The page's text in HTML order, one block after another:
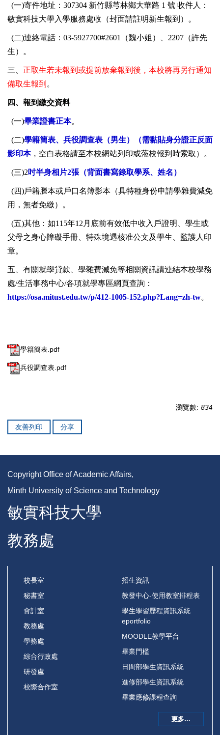
(一)寄件地址：307304 新竹縣芎林鄉大華路 1 號 收件人：
敏實科技大學入學服務處收（封面請註明新生報到）。
(二)連絡電話：03-5927700#2601（魏小姐）、2207（許先
生）。
三、 正取生若未報到或提前放棄報到後，本校將再另行通知
備取生報到 。
四、報到繳交資料
(一)畢業證書正本。
(二)學籍簡表、兵役調查表（男生）（需黏貼身分證正反面
影印本，空白表格請至本校網站列印或蒞校報到時索取）。
(三)2吋半身相片2張（背面書寫錄取學系、姓名）
(四)戶籍謄本或戶口名簿影本（具特種身份申請學雜費減免
用，無者免繳）。
(五)其他：如115年12月底前有效低中收入戶證明、學生或
父母之身心障礙手冊、特殊境遇核准公文及學生、監護人印
章。
五、有關就學貸款、學雜費減免等相關資訊請連結本校學務
處/生活事務中心/各項就學專區網頁查詢：
https://osa.mitust.edu.tw/p/412-1005-152.php?Lang=zh-tw。
學籍簡表.pdf
兵役調查表.pdf
瀏覽數: 834
友善列印 分享
Copyright Office of Academic Affairs,
Minth University of Science and Technology
敏實科技大學
教務處
校長室
秘書室
會計室
教務處
學務處
綜合行政處
研發處
校際合作室
招生資訊
教發中心-使用教室排程表
學生學習歷程資訊系統
eportfolio
MOODLE教學平台
畢業門檻
日間部學生資訊系統
進修部學生資訊系統
畢業應修課程查詢
更多…